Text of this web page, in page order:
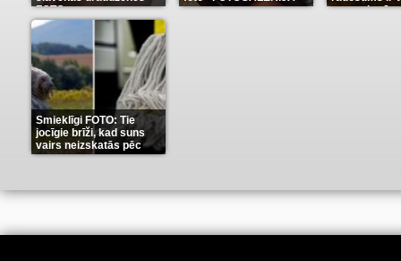
FOTO(13) (9)
Smieklīgi FOTO: Tie
jocīgie brīži, kad suns
vairs neizskatās pēc
suņa(11)